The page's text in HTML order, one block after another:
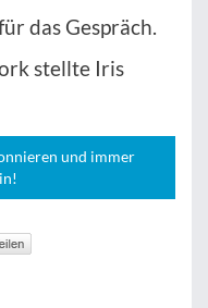
das Gespräch.
stellte Iris
und immer